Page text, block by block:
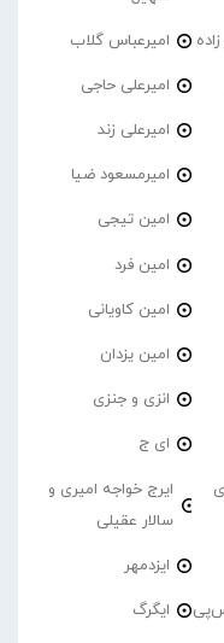
امیرعباس گلاب
امیرعلی حاجی
امیرعلی زند
امیرمسعود ضیا
امین تیجی
امین فرد
امین کاویانی
امین یزدان
انزی و جنزی
ای ج
ایرج خواجه امیری و
سالار عقیلی
ایزدمهر
ایگرگ